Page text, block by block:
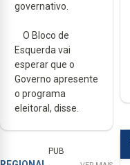
governativo.
O Bloco de
Esquerda vai
esperar que o
Governo apresente
o programa
eleitoral, disse.
PUB